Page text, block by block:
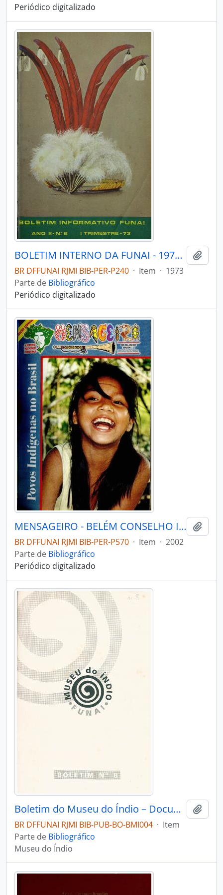
Periódico digitalizado
BOLETIM INTERNO DA FUNAI - 1973 - Nº06
BR DFFUNAI RJMI BIB-PER-P240 · Item · 1973
Parte de Bibliográfico
Periódico digitalizado
MENSAGEIRO - BELÉM CONSELHO INDIGENISTA MISSIONÁRIO - 2002 - Nº133
BR DFFUNAI RJMI BIB-PER-P570 · Item · 2002
Parte de Bibliográfico
Periódico digitalizado
Boletim do Museu do Índio – Documentação – Nº 8
BR DFFUNAI RJMI BIB-PUB-BO-BMI004 · Item
Parte de Bibliográfico
Museu do Índio